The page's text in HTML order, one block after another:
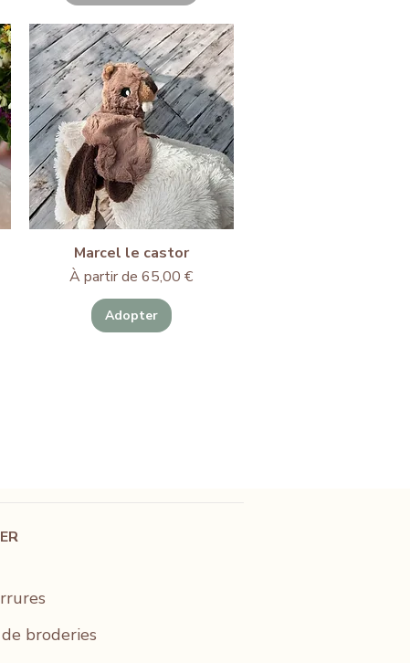
Marcel le castor
À partir de65,00 €
Prix promotionnel
Adopter
broderies